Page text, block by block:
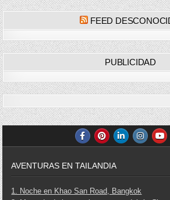
FEED
PUBLICIDAD
AVENTURAS EN TAILANDIA
1. Noche en Khao San Road, Bangkok